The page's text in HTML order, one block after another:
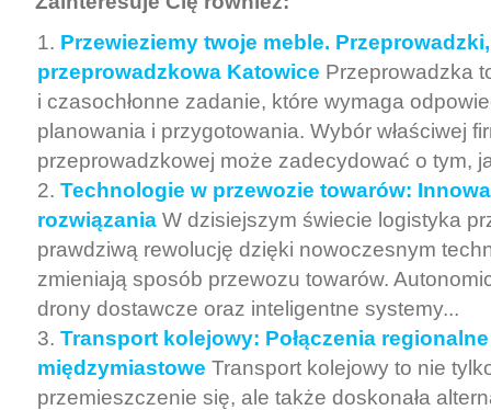
Przewieziemy twoje meble.
przeprowadzkowa Katowice Przeprowadzka
i czasochłonne zadanie, które wymaga
planowania i przygotowania. Wybór właściwej
przeprowadzkowej może zadecydować o tym,
Technologie w przewozie towarów:
rozwiązania W dzisiejszym świecie logistyka
prawdziwą rewolucję dzięki nowoczesnym
zmieniają sposób przewozu towarów.
drony dostawcze oraz inteligentne systemy...
Transport kolejowy: Połączenia
międzymiastowe Transport kolejowy to nie
przemieszczenie się, ale także doskonała